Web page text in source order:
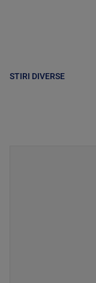
STIRI DIVERSE